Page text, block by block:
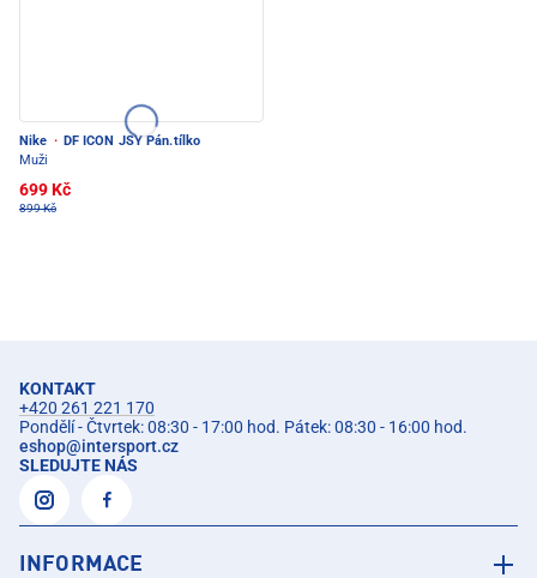
Nike · DF ICON JSY Pán.tílko
Muži
699 Kč
899 Kč
KONTAKT
+420 261 221 170
Pondělí - Čtvrtek: 08:30 - 17:00 hod. Pátek: 08:30 - 16:00 hod.
eshop@intersport.cz
SLEDUJTE NÁS
INFORMACE